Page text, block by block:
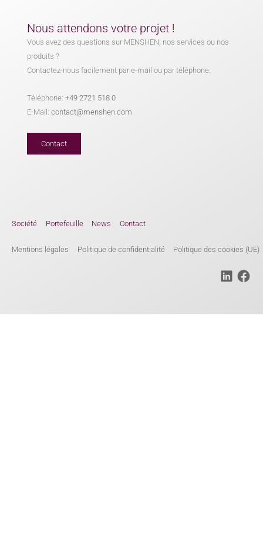
Nous attendons votre projet !
Vous avez des questions sur MENSHEN, nos services ou nos
produits ?
Contactez-nous facilement par e-mail ou par téléphone.
Téléphone:+49 2721 518 0
E-Mail:contact@menshen.com
Contact
Société Portefeuille News Contact
Mentions légales Politique de confidentialité Politique des cookies (UE)